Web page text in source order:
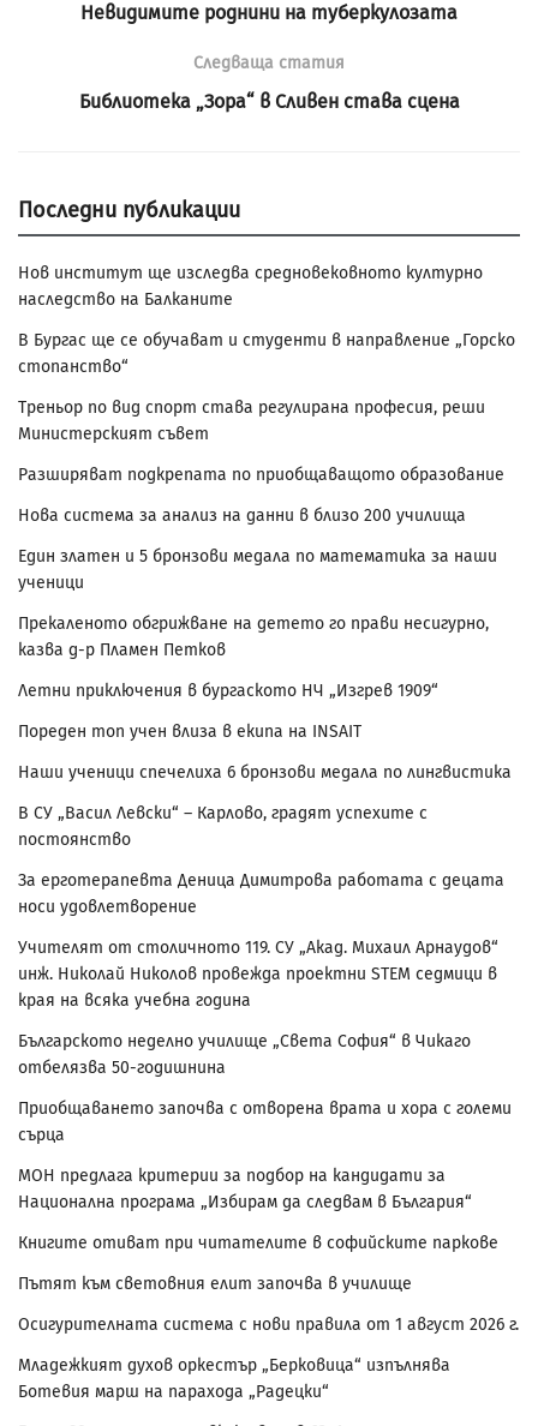
Невидимите роднини на туберкулозата
Следваща статия
Библиотека „Зора“ в Сливен става сцена
Последни публикации
Нов институт ще изследва средновековното културно
наследство на Балканите
В Бургас ще се обучават и студенти в направление „Горско
стопанство“
Треньор по вид спорт става регулирана професия, реши
Министерският съвет
Разширяват подкрепата по приобщаващото образование
Нова система за анализ на данни в близо 200 училища
Един златен и 5 бронзови медала по математика за наши
ученици
Прекаленото обгрижване на детето го прави несигурно,
казва д-р Пламен Петков
Летни приключения в бургаското НЧ „Изгрев 1909“
Пореден топ учен влиза в екипа на INSAIT
Наши ученици спечелиха 6 бронзови медала по лингвистика
В СУ „Васил Левски“ – Карлово, градят успехите с
постоянство
За ерготерапевта Деница Димитрова работата с децата
носи удовлетворение
Учителят от столичното 119. СУ „Акад. Михаил Арнаудов“
инж. Николай Николов провежда проектни STEM седмици в
края на всяка учебна година
Българското неделно училище „Света София“ в Чикаго
отбелязва 50-годишнина
Приобщаването започва с отворена врата и хора с големи
сърца
МОН предлага критерии за подбор на кандидати за
Национална програма „Избирам да следвам в България“
Книгите отиват при читателите в софийските паркове
Пътят към световния елит започва в училище
Осигурителната система с нови правила от 1 август 2026 г.
Младежкият духов оркестър „Берковица“ изпълнява
Ботевия марш на парахода „Радецки“